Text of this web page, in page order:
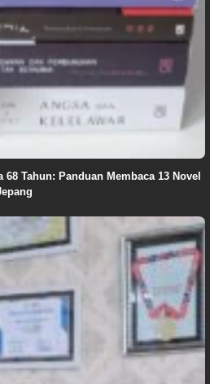
Tahun: Panduan Membaca 13 Novel